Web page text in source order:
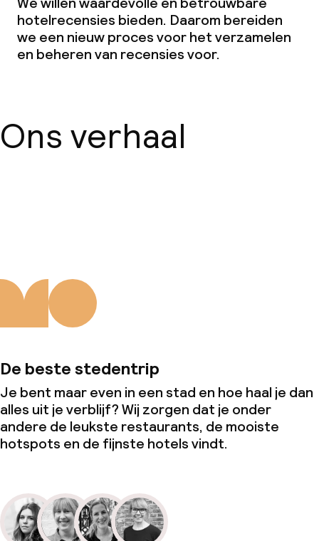
hotelrecensies bieden. Daarom bereiden
we een nieuw proces voor het verzamelen
en beheren van recensies voor.
Ons verhaal
De beste stedentrip
Je bent maar even in een stad en hoe haal je dan
alles uit je verblijf? Wij zorgen dat je onder
andere de leukste restaurants, de mooiste
hotspots en de fijnste hotels vindt.